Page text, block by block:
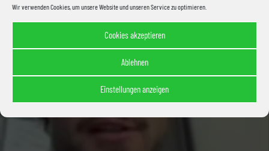
Wir verwenden Cookies, um unsere Website und unseren Service zu optimieren.
Cookies akzeptieren
Ablehnen
Einstellungen anzeigen